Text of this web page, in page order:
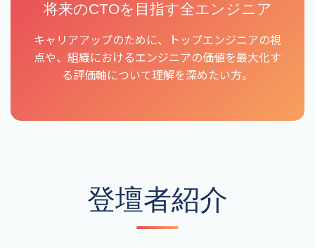
将来のCTOを目指す全エンジニア
キャリアアップのために、トップエンジニアの視
点や、組織におけるエンジニアの価値を最大化す
る評価軸について理解を深めたい方。
登壇者紹介